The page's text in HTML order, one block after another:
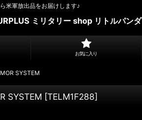
米軍放出品をお届けします♪
ミリタリー shop リトルパンダ
お気に入り
SYSTEM
SYSTEM [TELM1F288]